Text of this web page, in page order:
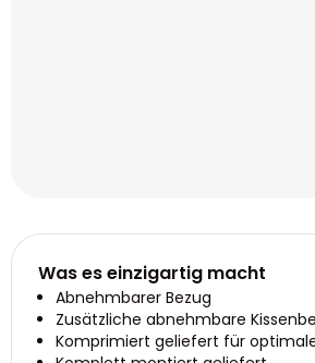
Was es einzigartig macht
Abnehmbarer Bezug
Zusätzliche abnehmbare
Komprimiert geliefert für